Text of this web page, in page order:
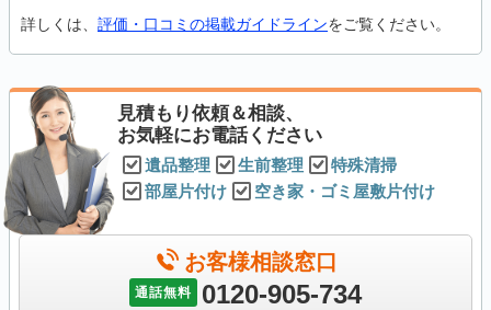
詳しくは、 評価・口コミの掲載ガイドラインをご覧ください。
見積もり依頼＆相談、
お気軽にお電話ください
遺品整理 生前整理
特殊清掃
部屋片付け
空き家・ゴミ屋敷片付け
お客様相談窓口
通話無料 0120-905-734